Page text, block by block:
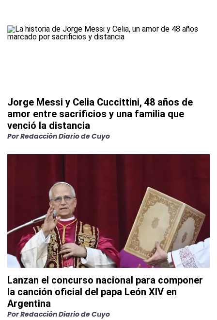
Jorge Messi y Celia Cuccittini, 48 años de
amor entre sacrificios y una familia que
venció la distancia
PorRedacción Diario de Cuyo
Lanzan el concurso nacional para componer
la canción oficial del papa León XIV en
Argentina
PorRedacción Diario de Cuyo